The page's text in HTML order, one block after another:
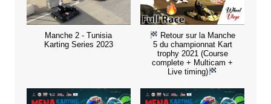
Manche 2 - Tunisia
Karting Series 2023
Retour sur la Manche
5 du championnat Kart
trophy 2021 (Course
complete + Multicam +
Live timing)